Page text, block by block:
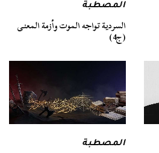
المصطبة
السردية تواجه الموت وأزمة المعنى
(ج4)
المصطبة